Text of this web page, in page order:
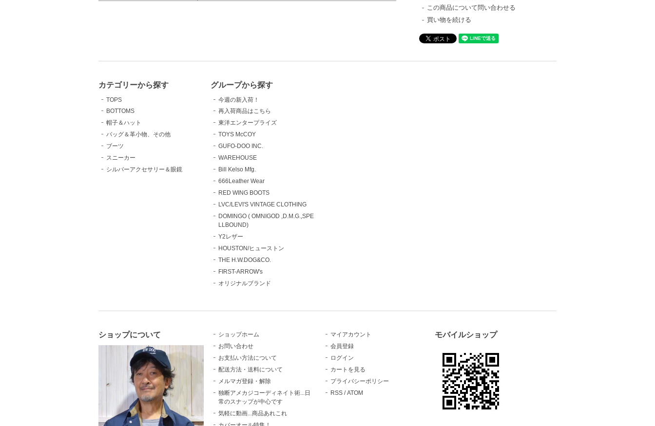
この商品について問い合わせる
買い物を続ける
カテゴリーから探す
TOPS
BOTTOMS
帽子＆ハット
バッグ＆革小物、その他
ブーツ
スニーカー
シルバーアクセサリー＆眼鏡
グループから探す
今週の新入荷！
再入荷商品はこちら
東洋エンタープライズ
TOYS McCOY
GUFO-DOO INC.
WAREHOUSE
Bill Kelso Mfg.
666Leather Wear
RED WING BOOTS
LVC/LEVI'S VINTAGE CLOTHING
DOMINGO ( OMNIGOD ,D.M.G.,SPE
LLBOUND)
Y2レザー
HOUSTON/ヒューストン
THE H.W.DOG&CO.
FIRST-ARROW's
オリジナルブランド
ショップについて
ショップホーム
お問い合わせ
お支払い方法について
配送方法・送料について
メルマガ登録・解除
独断アメカジコーディネイト術...日
常のスナップが中心です
気軽に動画...商品あれこれ
マイアカウント
会員登録
ログイン
カートを見る
プライバシーポリシー
RSS /ATOM
モバイルショップ